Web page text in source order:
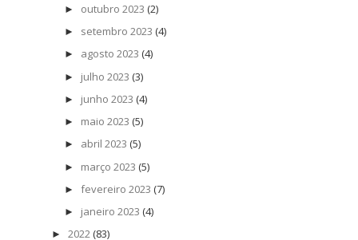
► outubro 2023 (2)
► setembro 2023 (4)
► agosto 2023 (4)
► julho 2023 (3)
► junho 2023 (4)
► maio 2023 (5)
► abril 2023 (5)
► março 2023 (5)
► fevereiro 2023 (7)
► janeiro 2023 (4)
► 2022 (83)